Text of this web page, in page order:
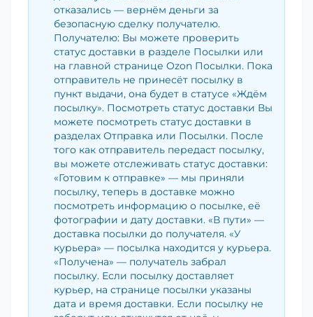
отказались — вернём деньги за
безопасную сделку получателю.
Получателю: Вы можете проверить
статус доставки в разделе Посылки или
на главной странице Ozon Посылки. Пока
отправитель не принесёт посылку в
пункт выдачи, она будет в статусе «Ждём
посылку». Посмотреть статус доставки Вы
можете посмотреть статус доставки в
разделах Отправка или Посылки. После
того как отправитель передаст посылку,
вы можете отслеживать статус доставки:
«Готовим к отправке» — мы приняли
посылку, теперь в доставке можно
посмотреть информацию о посылке, её
фотографии и дату доставки. «В пути» —
доставка посылки до получателя. «У
курьера» — посылка находится у курьера.
«Получена» — получатель забрал
посылку. Если посылку доставляет
курьер, на странице посылки указаны
дата и время доставки. Если посылку не